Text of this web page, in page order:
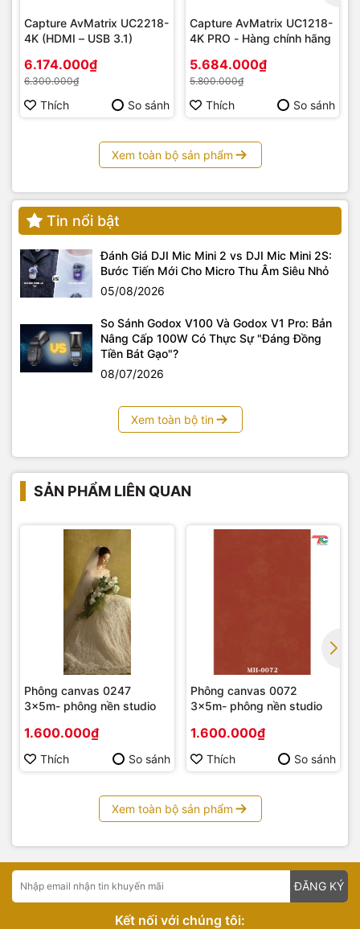
Capture AvMatrix UC2218-
4K (HDMI – USB 3.1)
6.174.000₫
6.300.000₫
Thích So sánh
Capture AvMatrix UC1218-
4K PRO - Hàng chính hãng
5.684.000₫
5.800.000₫
Thích So sánh
Xem toàn bộ sản phẩm
Tin nổi bật
Đánh Giá DJI Mic Mini 2 vs DJI Mic Mini 2S:
Bước Tiến Mới Cho Micro Thu Âm Siêu Nhỏ
05/08/2026
So Sánh Godox V100 Và Godox V1 Pro: Bản
Nâng Cấp 100W Có Thực Sự "Đáng Đồng
Tiền Bát Gạo"?
08/07/2026
Xem toàn bộ tin
SẢN PHẨM LIÊN QUAN
Phông canvas 0247
3x5m- phông nền studio
1.600.000₫
Thích So sánh
Phông canvas 0072
3x5m- phông nền studio
1.600.000₫
Thích So sánh
Xem toàn bộ sản phẩm
ĐĂNG KÝ
Kết nối với chúng tôi: